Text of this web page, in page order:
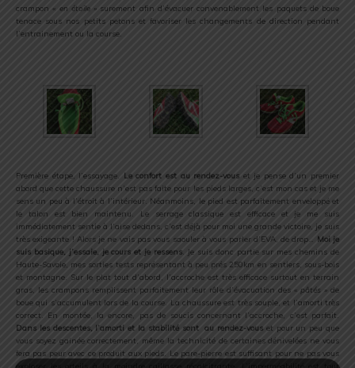
crampon« en étoile » surement afin d’évacuer convenablement les paquets de boue
tenace sous nos petits petons et favoriser les changements de direction pendant
l’entrainement ou la course.
Première étape, l’essayage. Le confort est au rendez-vous et je pense d’un premier
abord que cette chaussure n’est pas faite pour les pieds larges, c’est mon cas et je me
sens un peu à l’étroit à l’intérieur. Néanmoins, le pied est parfaitement enveloppé et
le talon est bien maintenu. Le serrage classique est efficace et je me suis
immédiatement sentie à l’aise dedans, c’est déjà pour moi une grande victoire, je suis
très exigeante ! Alors je ne vais pas vous saouler à vous parler d’EVA, de drop… Moi je
suis basique, j’essaie, je cours et je ressens. Je suis donc partie sur mes chemins de
Haute-Savoie, mes sorties tests représentant à peu prés 250km en sentiers, sous-bois
et montagne. Sur le plat tout d’abord, l’accroche est très efficace surtout en terrain
gras, les crampons remplissent parfaitement leur rôle d’évacuation des « pâtés »de
boue qui s’accumulent lors de la course. La chaussure est très souple, et l’amorti très
correct. En montée, la encore, pas de soucis concernant l’accroche, c’est parfait.
Dans les descentes, l’amorti et la stabilité sont au rendez-vous et pour un peu que
vous soyez gainée correctement, même la technicité de certaines dénivelées ne vous
fera pas peur avec ce produit aux pieds. Le pare-pierre est suffisant pour ne pas vous